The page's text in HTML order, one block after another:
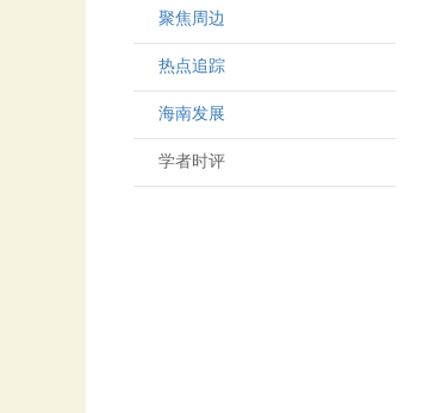
聚焦周边
热点追踪
海南发展
学者时评